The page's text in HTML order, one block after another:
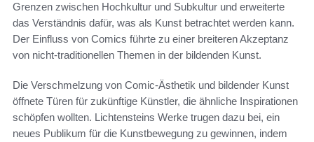
Grenzen zwischen Hochkultur und Subkultur und erweiterte
das Verständnis dafür, was als Kunst betrachtet werden kann.
Der Einfluss von Comics führte zu einer breiteren Akzeptanz
von nicht-traditionellen Themen in der bildenden Kunst.
Die Verschmelzung von Comic-Ästhetik und bildender Kunst
öffnete Türen für zukünftige Künstler, die ähnliche Inspirationen
schöpfen wollten. Lichtensteins Werke trugen dazu bei, ein
neues Publikum für die Kunstbewegung zu gewinnen, indem